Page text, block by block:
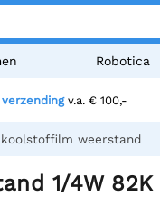
Robotica
verzendingv.a. € 100,-
koolstoffilm weerstand
1/4W